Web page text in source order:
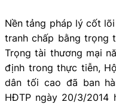
Nền tảng pháp lý cốt
tranh chấp bằng trọng
Trọng tài thương mại
định trong thực tiễn,
dân tối cao đã ban
HĐTP ngày 20/3/2014